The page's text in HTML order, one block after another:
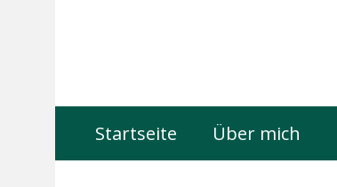
Startseite Über mich